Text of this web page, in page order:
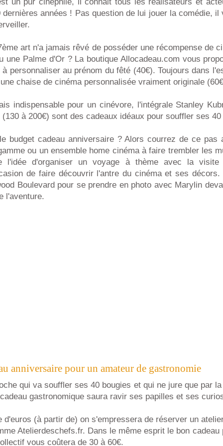
années ! Pas question de lui jouer la comédie,
art n'a jamais rêvé de posséder une récompense de
une Palme d'Or ? La boutique Allocadeau.com vous
personnaliser au prénom du fêté (40€). Toujours dans
chaise de cinéma personnalisée vraiment originale
indispensable pour un cinévore, l'intégrale Stanley
à 200€) sont des cadeaux idéaux pour souffler ses
budget cadeau anniversaire ? Alors courrez de ce pas
ou un ensemble home cinéma à faire trembler les
l'idée d'organiser un voyage à thème avec la
de faire découvrir l'antre du cinéma et ses décors.
Boulevard pour se prendre en photo avec Marylin
l'aventure.
anniversaire pour un amateur de gastronomie
qui va souffler ses 40 bougies et qui ne jure que par
gastronomique saura ravir ses papilles et ses
d'euros (à partir de) on s'empressera de réserver un
Atelierdeschefs.fr. Dans le même esprit le bon cadeau
vous coûtera de 30 à 60€.